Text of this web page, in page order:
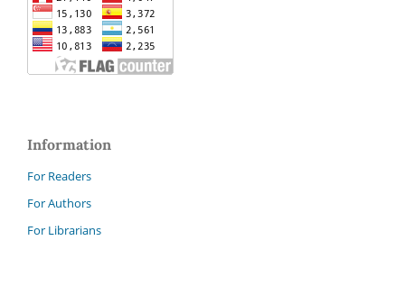
Information
For Readers
For Authors
For Librarians